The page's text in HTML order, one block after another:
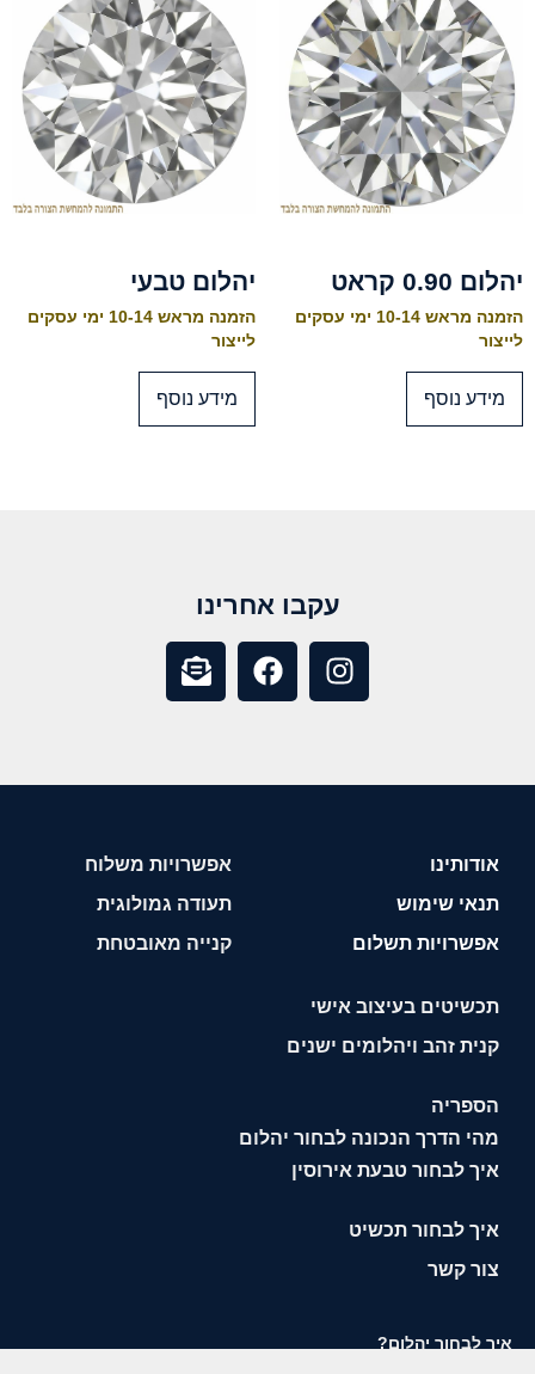
יהלום 0.90 קראט
הזמנה מראש 10-14 ימי עסקים
לייצור
מידע נוסף
יהלום טבעי
הזמנה מראש 10-14 ימי עסקים
לייצור
מידע נוסף
עקבו אחרינו
אודותינו
תנאי שימוש
אפשרויות תשלום
אפשרויות משלוח
תעודה גמולוגית
קנייה מאובטחת
תכשיטים בעיצוב אישי
קנית זהב ויהלומים ישנים
הספריה
מהי הדרך הנכונה לבחור יהלום
איך לבחור טבעת אירוסין
איך לבחור תכשיט
צור קשר
איך לבחור יהלום?